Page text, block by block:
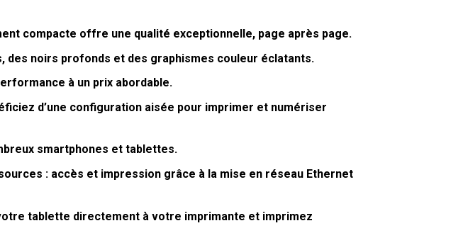
compacte offre une qualité exceptionnelle, page après page.
des noirs profonds et des graphismes couleur éclatants.
à un prix abordable.
d’une configuration aisée pour imprimer et numériser
smartphones et tablettes.
: accès et impression grâce à la mise en réseau Ethernet
tablette directement à votre imprimante et imprimez